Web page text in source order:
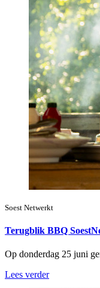
Soest Netwerkt
Terugblik BBQ
Op donderdag 25 juni
Lees verder